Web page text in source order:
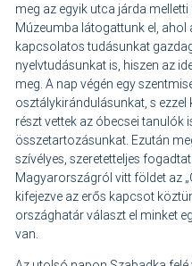
meg az egyik utca járda
Múzeumba látogattunk el,
kapcsolatos tudásunkat
nyelvtudásunkat is, hiszen az
meg. A nap végén egy
osztálykirándulásunkat, s ezzel
részt vettek az óbecsei tanulók
összetartozásunkat. Ezután
szívélyes, szeretetteljes
Magyarországról vitt földet az
kifejezve az erős kapcsot
országhatár választ el minket
van.